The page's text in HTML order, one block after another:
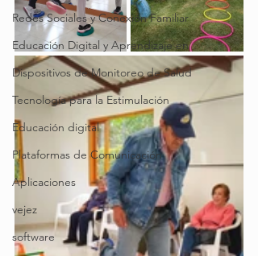
Redes Sociales y Conexión Familiar
Educación Digital y Aprendizaje en
Dispositivos de Monitoreo de Salud
Tecnología para la Estimulación
Educación digital
Plataformas de Comunicación
Aplicaciones
vejez
software